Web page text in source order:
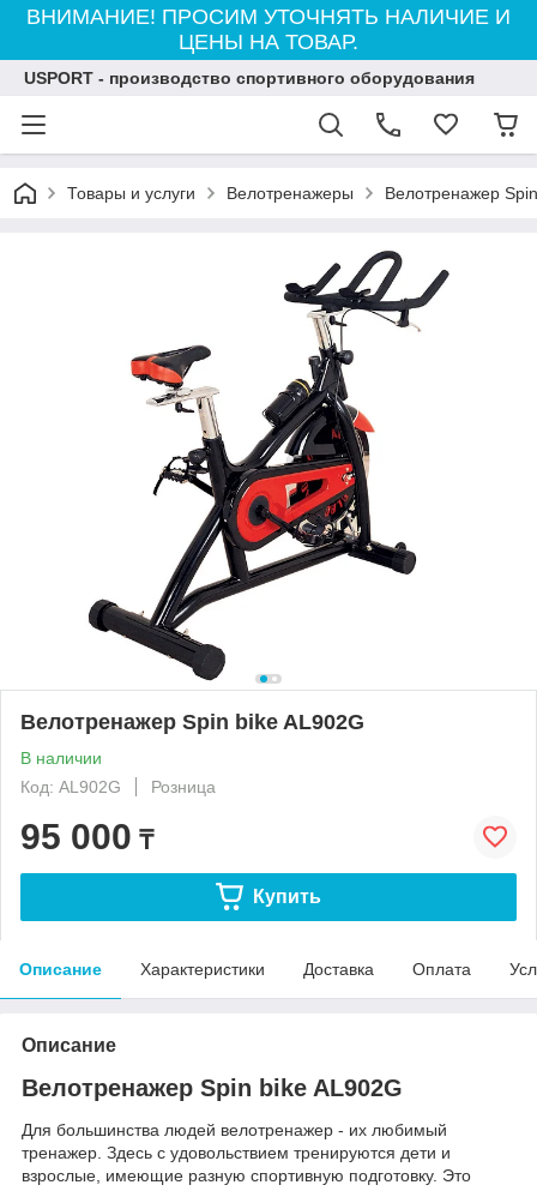
ВНИМАНИЕ! ПРОСИМ УТОЧНЯТЬ НАЛИЧИЕ И
ЦЕНЫ НА ТОВАР.
USPORT - производство спортивного оборудования
Товары и услуги Велотренажеры Велотренажер
Велотренажер Spin bike AL902G
В наличии
Код: AL902G
Розница
95 000 ₸
Купить
Описание Характеристики Доставка Оплата
Описание
Велотренажер Spin bike AL902G
Для большинства людей велотренажер - их любимый
тренажер. Здесь с удовольствием тренируются дети и
взрослые, имеющие разную спортивную подготовку. Это